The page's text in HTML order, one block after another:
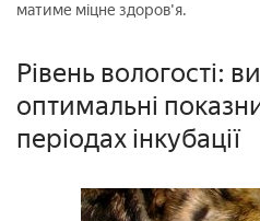
матиме міцне здоров'я.
Рівень вологості:
оптимальні
періодах інкубації